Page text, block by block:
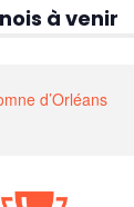
à venir
d’Orléans